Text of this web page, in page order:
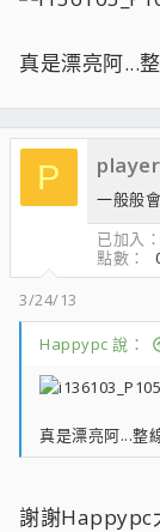
真是漂亮阿...
P
一般般
已加入
點數
3/24/13
Happypc 說：
真是漂亮阿...整
謝謝Happypc